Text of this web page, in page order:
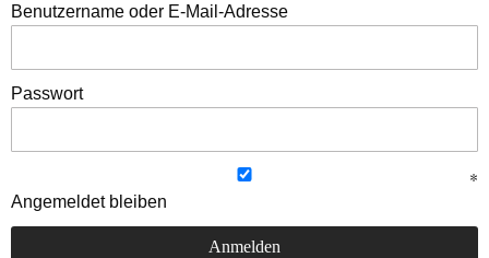
Benutzername oder E-Mail-Adresse
Passwort
Angemeldet bleiben